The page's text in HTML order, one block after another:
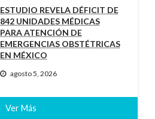
ESTUDIO REVELA DÉFICIT DE
842 UNIDADES MÉDICAS
PARA ATENCIÓN DE
EMERGENCIAS OBSTÉTRICAS
EN MÉXICO
agosto 5, 2026
Ver Más